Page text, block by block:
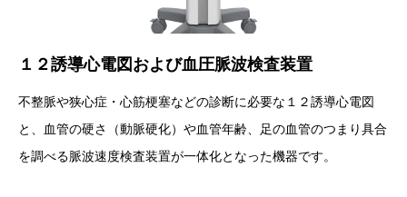
１２誘導心電図および血圧脈波検査装置
不整脈や狭心症・心筋梗塞などの診断に必要な１２誘導心電図
と、血管の硬さ（動脈硬化）や血管年齢、足の血管のつまり具合
を調べる脈波速度検査装置が一体化となった機器です。